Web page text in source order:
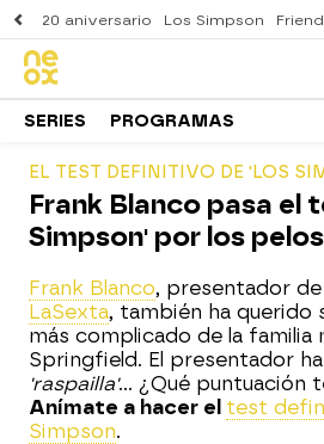
20 aniversario Los Simpson
SERIES PROGRAMAS
EL TEST DEFINITIVO DE 'LOS
Frank Blanco pasa el
Simpson' por los pelos
Frank Blanco, presentador de
LaSexta, también ha querido
más complicado de la familia
Springfield. El presentador
'raspailla'... ¿Qué puntuación
Anímate a hacer el test
Simpson.